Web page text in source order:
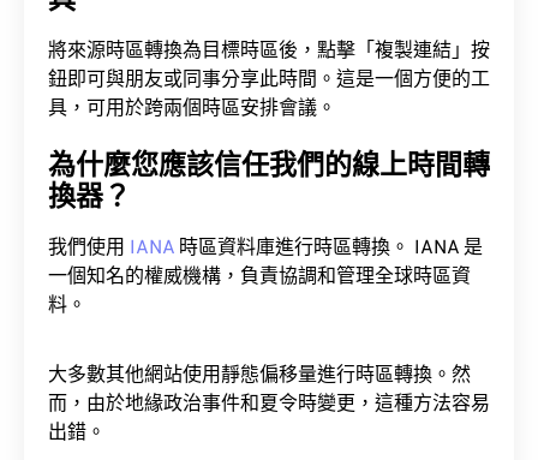
將來源時區轉換為目標時區後，點擊「複製連結」按
鈕即可與朋友或同事分享此時間。這是一個方便的工
具，可用於跨兩個時區安排會議。
為什麼您應該信任我們的線上時間轉
換器？
我們使用 IANA 時區資料庫進行時區轉換。 IANA 是
一個知名的權威機構，負責協調和管理全球時區資
料。
大多數其他網站使用靜態偏移量進行時區轉換。然
而，由於地緣政治事件和夏令時變更，這種方法容易
出錯。